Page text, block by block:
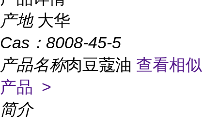
产地 大华
Cas： 8008-45-5
产品名称肉豆蔻油 查看相似
产品 >
简介